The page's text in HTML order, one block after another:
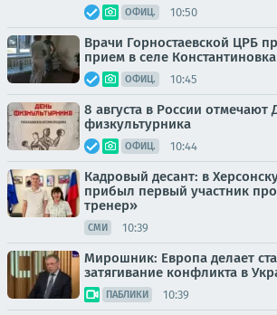
ОФИЦ. 10:50
Врачи Горностаевской ЦРБ
прием в селе Константиновка
ОФИЦ. 10:45
8 августа в России отмечают
физкультурника
ОФИЦ. 10:44
Кадровый десант: в
прибыл первый участник
тренер»
СМИ 10:39
Мирошник: Европа делает
затягивание конфликта в
ПАБЛИКИ 10:39